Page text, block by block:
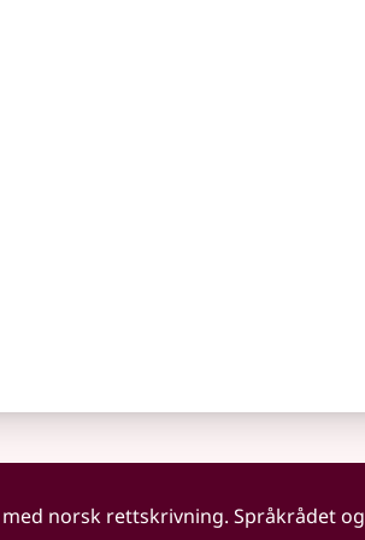
norsk rettskrivning. Språkrådet og